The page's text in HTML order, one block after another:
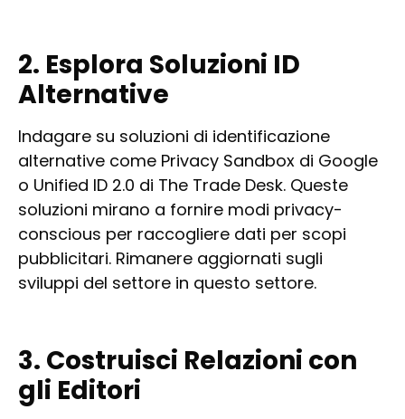
2. Esplora Soluzioni ID
Alternative
Indagare su soluzioni di identificazione
alternative come Privacy Sandbox di Google
o Unified ID 2.0 di The Trade Desk. Queste
soluzioni mirano a fornire modi privacy-
conscious per raccogliere dati per scopi
pubblicitari. Rimanere aggiornati sugli
sviluppi del settore in questo settore.
3. Costruisci Relazioni con
gli Editori